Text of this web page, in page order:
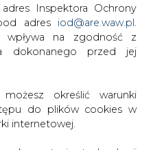
Inspektora Ochrony
adres iod@are.waw.pl
na zgodność z
dokonanego przed jej
określić warunki
do plików cookies w
internetowej.
dokładnie ruszy rozbudowa
bloki po 900 MW każdy.
udziałowcem w tej
Janusz Piechociński
że inwestycja ta jest
polskiemu, bo do 2020 r.